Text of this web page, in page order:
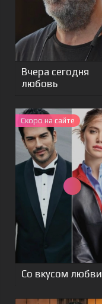
Вчера сегодня
любовь
Скоро на сайте
Со вкусом любви